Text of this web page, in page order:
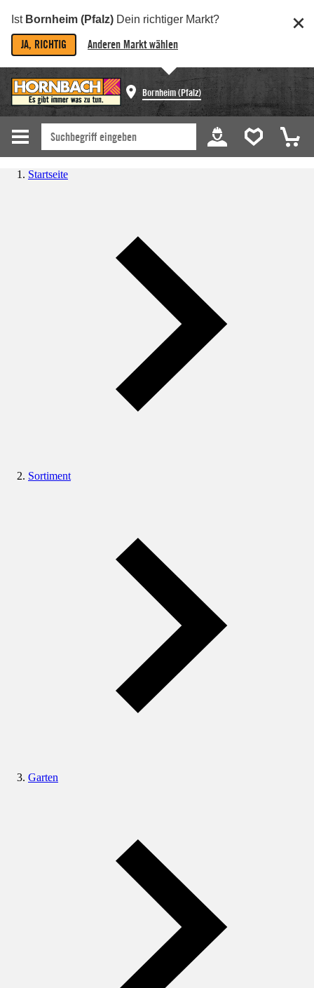
Ist Bornheim (Pfalz) Dein richtiger Markt?
JA, RICHTIG Anderen Markt wählen
Bornheim (Pfalz)
Startseite
Sortiment
Garten